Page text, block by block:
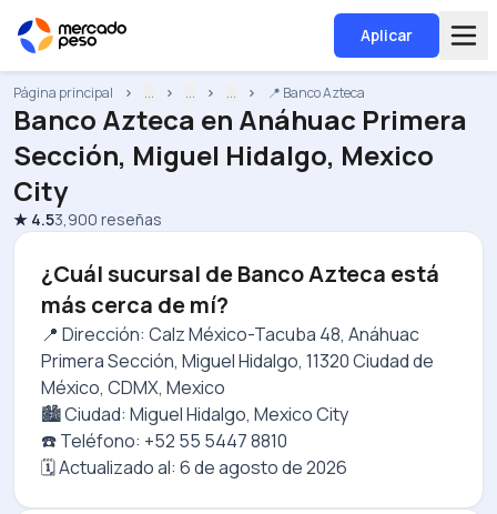
Aplicar
Página principal ... ... ... 📍 Banco Azteca
Banco Azteca en Anáhuac Primera
Sección, Miguel Hidalgo, Mexico
City
★ 4.53,900 reseñas
¿Cuál sucursal de Banco Azteca está
más cerca de mí?
📍 Dirección: Calz México-Tacuba 48, Anáhuac
Primera Sección, Miguel Hidalgo, 11320 Ciudad de
México, CDMX, Mexico
🏙️ Ciudad: Miguel Hidalgo, Mexico City
☎️ Teléfono: +52 55 5447 8810
🗓️ Actualizado al: 6 de agosto de 2026